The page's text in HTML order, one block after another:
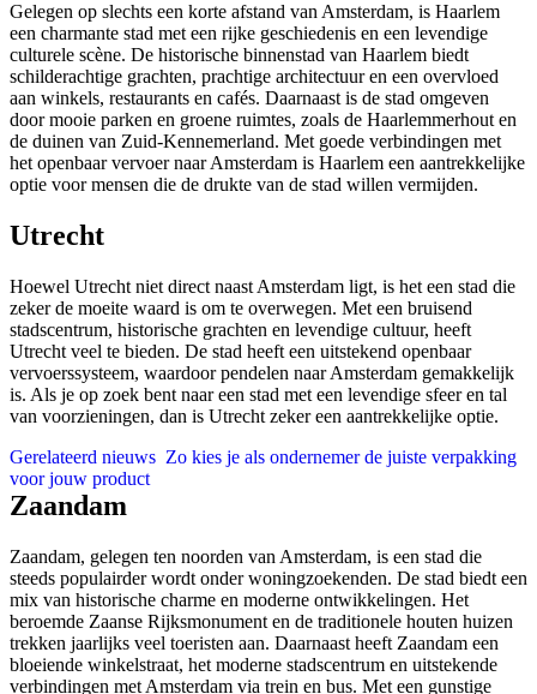
Gelegen op slechts een korte afstand van Amsterdam, is Haarlem
een charmante stad met een rijke geschiedenis en een levendige
culturele scène. De historische binnenstad van Haarlem biedt
schilderachtige grachten, prachtige architectuur en een overvloed
aan winkels, restaurants en cafés. Daarnaast is de stad omgeven
door mooie parken en groene ruimtes, zoals de Haarlemmerhout en
de duinen van Zuid-Kennemerland. Met goede verbindingen met
het openbaar vervoer naar Amsterdam is Haarlem een aantrekkelijke
optie voor mensen die de drukte van de stad willen vermijden.
Utrecht
Hoewel Utrecht niet direct naast Amsterdam ligt, is het een stad die
zeker de moeite waard is om te overwegen. Met een bruisend
stadscentrum, historische grachten en levendige cultuur, heeft
Utrecht veel te bieden. De stad heeft een uitstekend openbaar
vervoerssysteem, waardoor pendelen naar Amsterdam gemakkelijk
is. Als je op zoek bent naar een stad met een levendige sfeer en tal
van voorzieningen, dan is Utrecht zeker een aantrekkelijke optie.
Gerelateerd nieuws Zo kies je als ondernemer de juiste verpakking
voor jouw product
Zaandam
Zaandam, gelegen ten noorden van Amsterdam, is een stad die
steeds populairder wordt onder woningzoekenden. De stad biedt een
mix van historische charme en moderne ontwikkelingen. Het
beroemde Zaanse Rijksmonument en de traditionele houten huizen
trekken jaarlijks veel toeristen aan. Daarnaast heeft Zaandam een
bloeiende winkelstraat, het moderne stadscentrum en uitstekende
verbindingen met Amsterdam via trein en bus. Met een gunstige